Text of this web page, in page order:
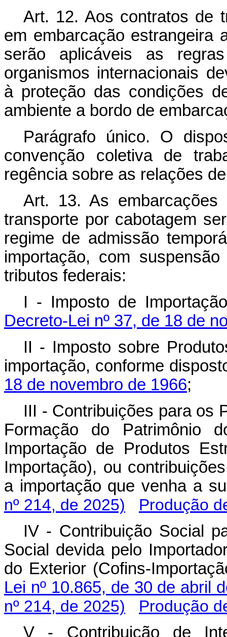
Art. 12. Aos contratos de
em embarcação estrangeira
serão aplicáveis as
organismos internacionais
à proteção das condições
ambiente a bordo de
Parágrafo único. O
convenção coletiva de
regência sobre as relações
Art. 13. As
transporte por cabotagem
regime de admissão
importação, com
tributos federais:
I - Imposto de
Decreto-Lei nº 37, de 18 de
II - Imposto sobre
importação, conforme
18 de novembro de 1966;
III - Contribuições para os
Formação do Patrimônio
Importação de Produtos
Importação), ou
a importação que venha a
nº 214, de 2025)
Produção
IV - Contribuição Social
Social devida pelo
do Exterior (Cofins-
Lei nº 10.865, de 30 de abril
nº 214, de 2025)
Produção
V - Contribuição de